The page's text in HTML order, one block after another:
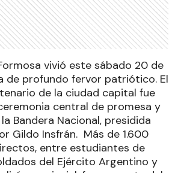
vivió este sábado 20 de
de profundo fervor patriótico. El
de la ciudad capital fue
central de promesa y
Bandera Nacional, presidida
Gildo Insfrán. Más de 1.600
entre estudiantes de
del Ejército Argentino y